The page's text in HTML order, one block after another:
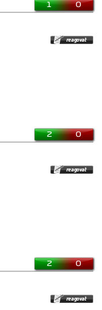
1 0
2 0
2 0